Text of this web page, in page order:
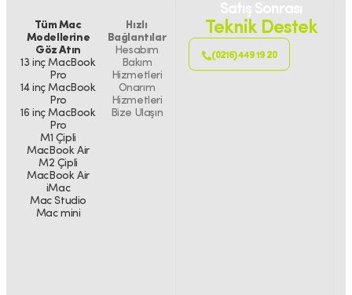
Tüm Mac
Modellerine
Göz Atın
13 inç MacBook
Pro
14 inç MacBook
Pro
16 inç MacBook
Pro
M1 Çipli
MacBook Air
M2 Çipli
MacBook Air
iMac
Mac Studio
Mac mini
Hızlı
Bağlantılar
Hesabım
Bakım
Hizmetleri
Onarım
Hizmetleri
Bize Ulaşın
Satış Sonrası
Teknik Destek
(0216) 449 19 20